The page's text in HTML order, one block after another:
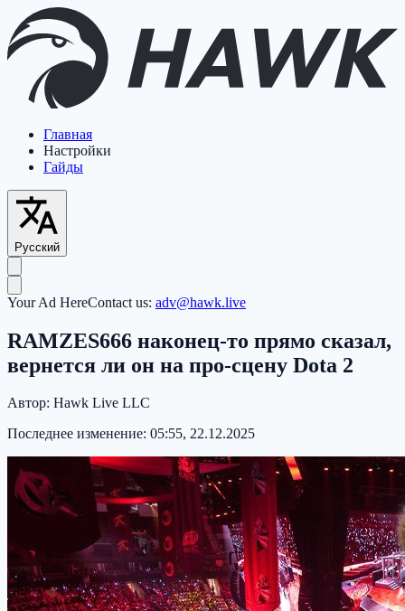
Главная
Настройки
Гайды
Русский
Your Ad HereContact us: adv@hawk.live
RAMZES666 наконец-то прямо сказал,
вернется ли он на про-сцену Dota 2
Автор: Hawk Live LLC
Последнее изменение: 05:55, 22.12.2025